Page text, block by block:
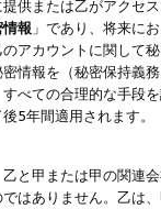
供または乙がアクセ
報 」であり、将来に
アカウントに関して
情報を（秘密保持義
べての合理的な手段
5年間適用されます。
と甲または甲の関連
はありません。乙は